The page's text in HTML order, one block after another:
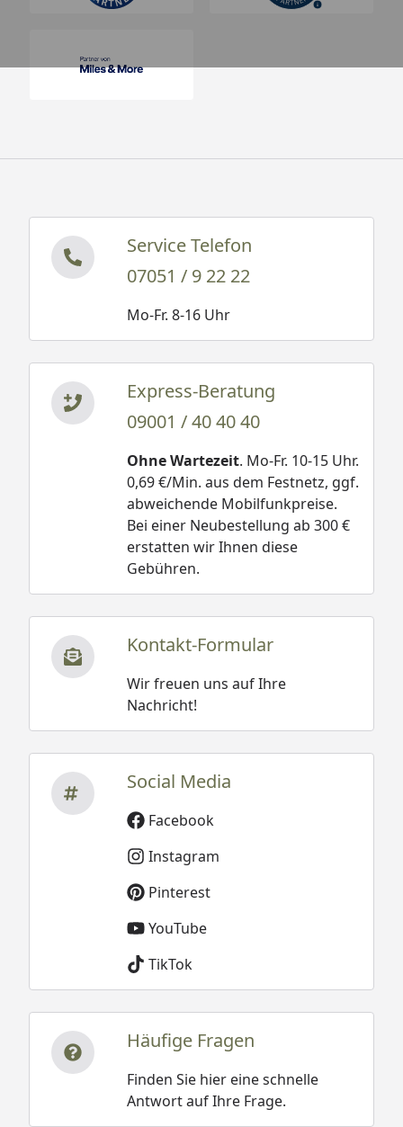
Service Telefon
07051 / 9 22 22
Mo-Fr. 8-16 Uhr
Express-Beratung
09001 / 40 40 40
Ohne Wartezeit. Mo-Fr. 10-15 Uhr.
0,69 €/Min. aus dem Festnetz, ggf.
abweichende Mobilfunkpreise.
Bei einer Neubestellung ab 300 €
erstatten wir Ihnen diese
Gebühren.
Kontakt-Formular
Wir freuen uns auf Ihre
Nachricht!
Social Media
Facebook
Instagram
Pinterest
YouTube
TikTok
Häufige Fragen
Finden Sie hier eine schnelle
Antwort auf Ihre Frage.